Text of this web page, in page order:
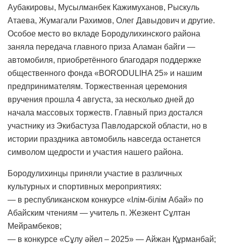
Аубакировы, Мусылманбек Кажимуханов, Рыскуль
Атаева, Жумагали Рахимов, Олег Давыдович и другие.
Особое место во вкладе Бородулихинского района
заняла передача главного приза Аламан байги —
автомобиля, приобретённого благодаря поддержке
общественного фонда «BORODULIHA 25» и нашим
предпринимателям. Торжественная церемония
вручения прошла 4 августа, за несколько дней до
начала массовых торжеств. Главный приз достался
участнику из Экибастуза Павлодарской области, но в
истории праздника автомобиль навсегда останется
символом щедрости и участия нашего района.
Бородулихинцы приняли участие в различных
культурных и спортивных мероприятиях:
— в республиканском конкурсе «Ілім-білім Абай» по
Абайским чтениям — учитель п. Жезкент Сұлтан
Мейрамбеков;
— в конкурсе «Сұлу әйел – 2025» — Айжан Құрманбай;